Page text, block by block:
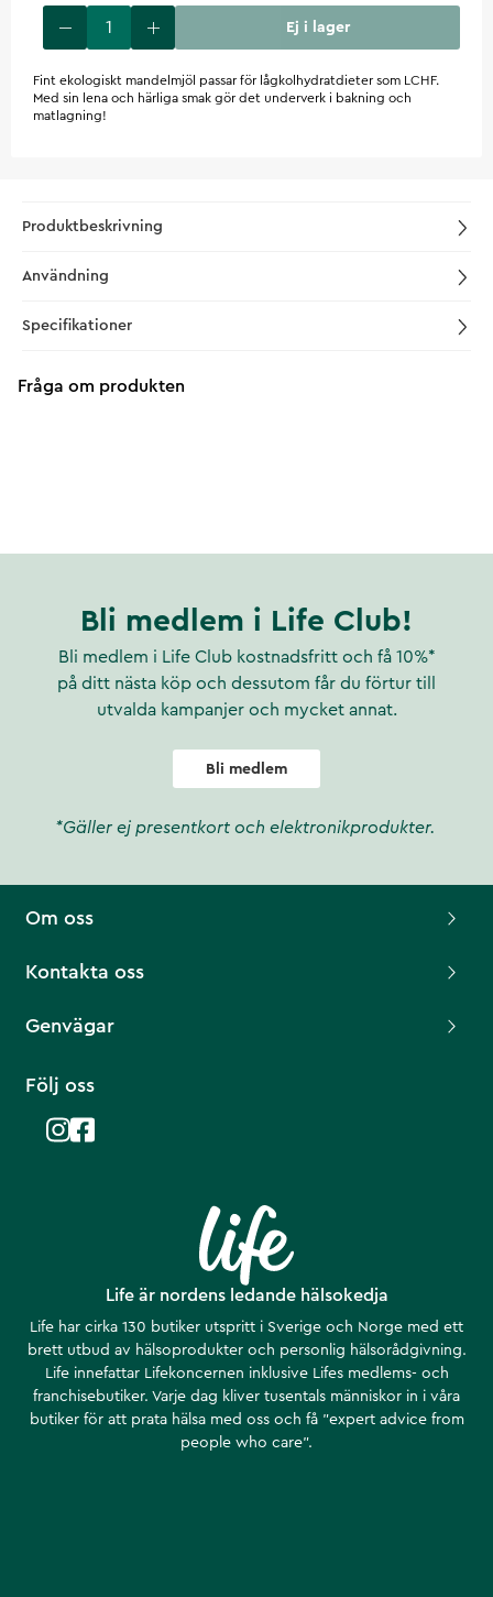
Ej i lager
Fint ekologiskt mandelmjöl passar för lågkolhydratdieter som LCHF.
Med sin lena och härliga smak gör det underverk i bakning och
matlagning!
Produktbeskrivning
Användning
Specifikationer
Fråga om produkten
Bli medlem i Life Club!
Bli medlem i Life Club kostnadsfritt och få 10%*
på ditt nästa köp och dessutom får du förtur till
utvalda kampanjer och mycket annat.
Bli medlem
*Gäller ej presentkort och elektronikprodukter.
Life är nordens ledande hälsokedja
Life har cirka 130 butiker utspritt i Sverige och Norge med ett
brett utbud av hälsoprodukter och personlig hälsorådgivning.
Life innefattar Lifekoncernen inklusive Lifes medlems- och
franchisebutiker. Varje dag kliver tusentals människor in i våra
butiker för att prata hälsa med oss och få ”expert advice from
people who care”.
Om oss
Kontakta oss
Genvägar
Följ oss